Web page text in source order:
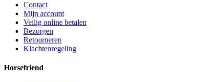
Contact
Mijn account
Veilig online betalen
Bezorgen
Retourneren
Klachtenregeling
Horsefriend